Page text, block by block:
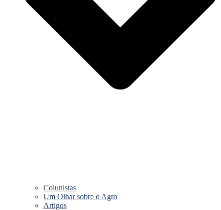
Colunistas
Um Olhar sobre o Agro
Artigos